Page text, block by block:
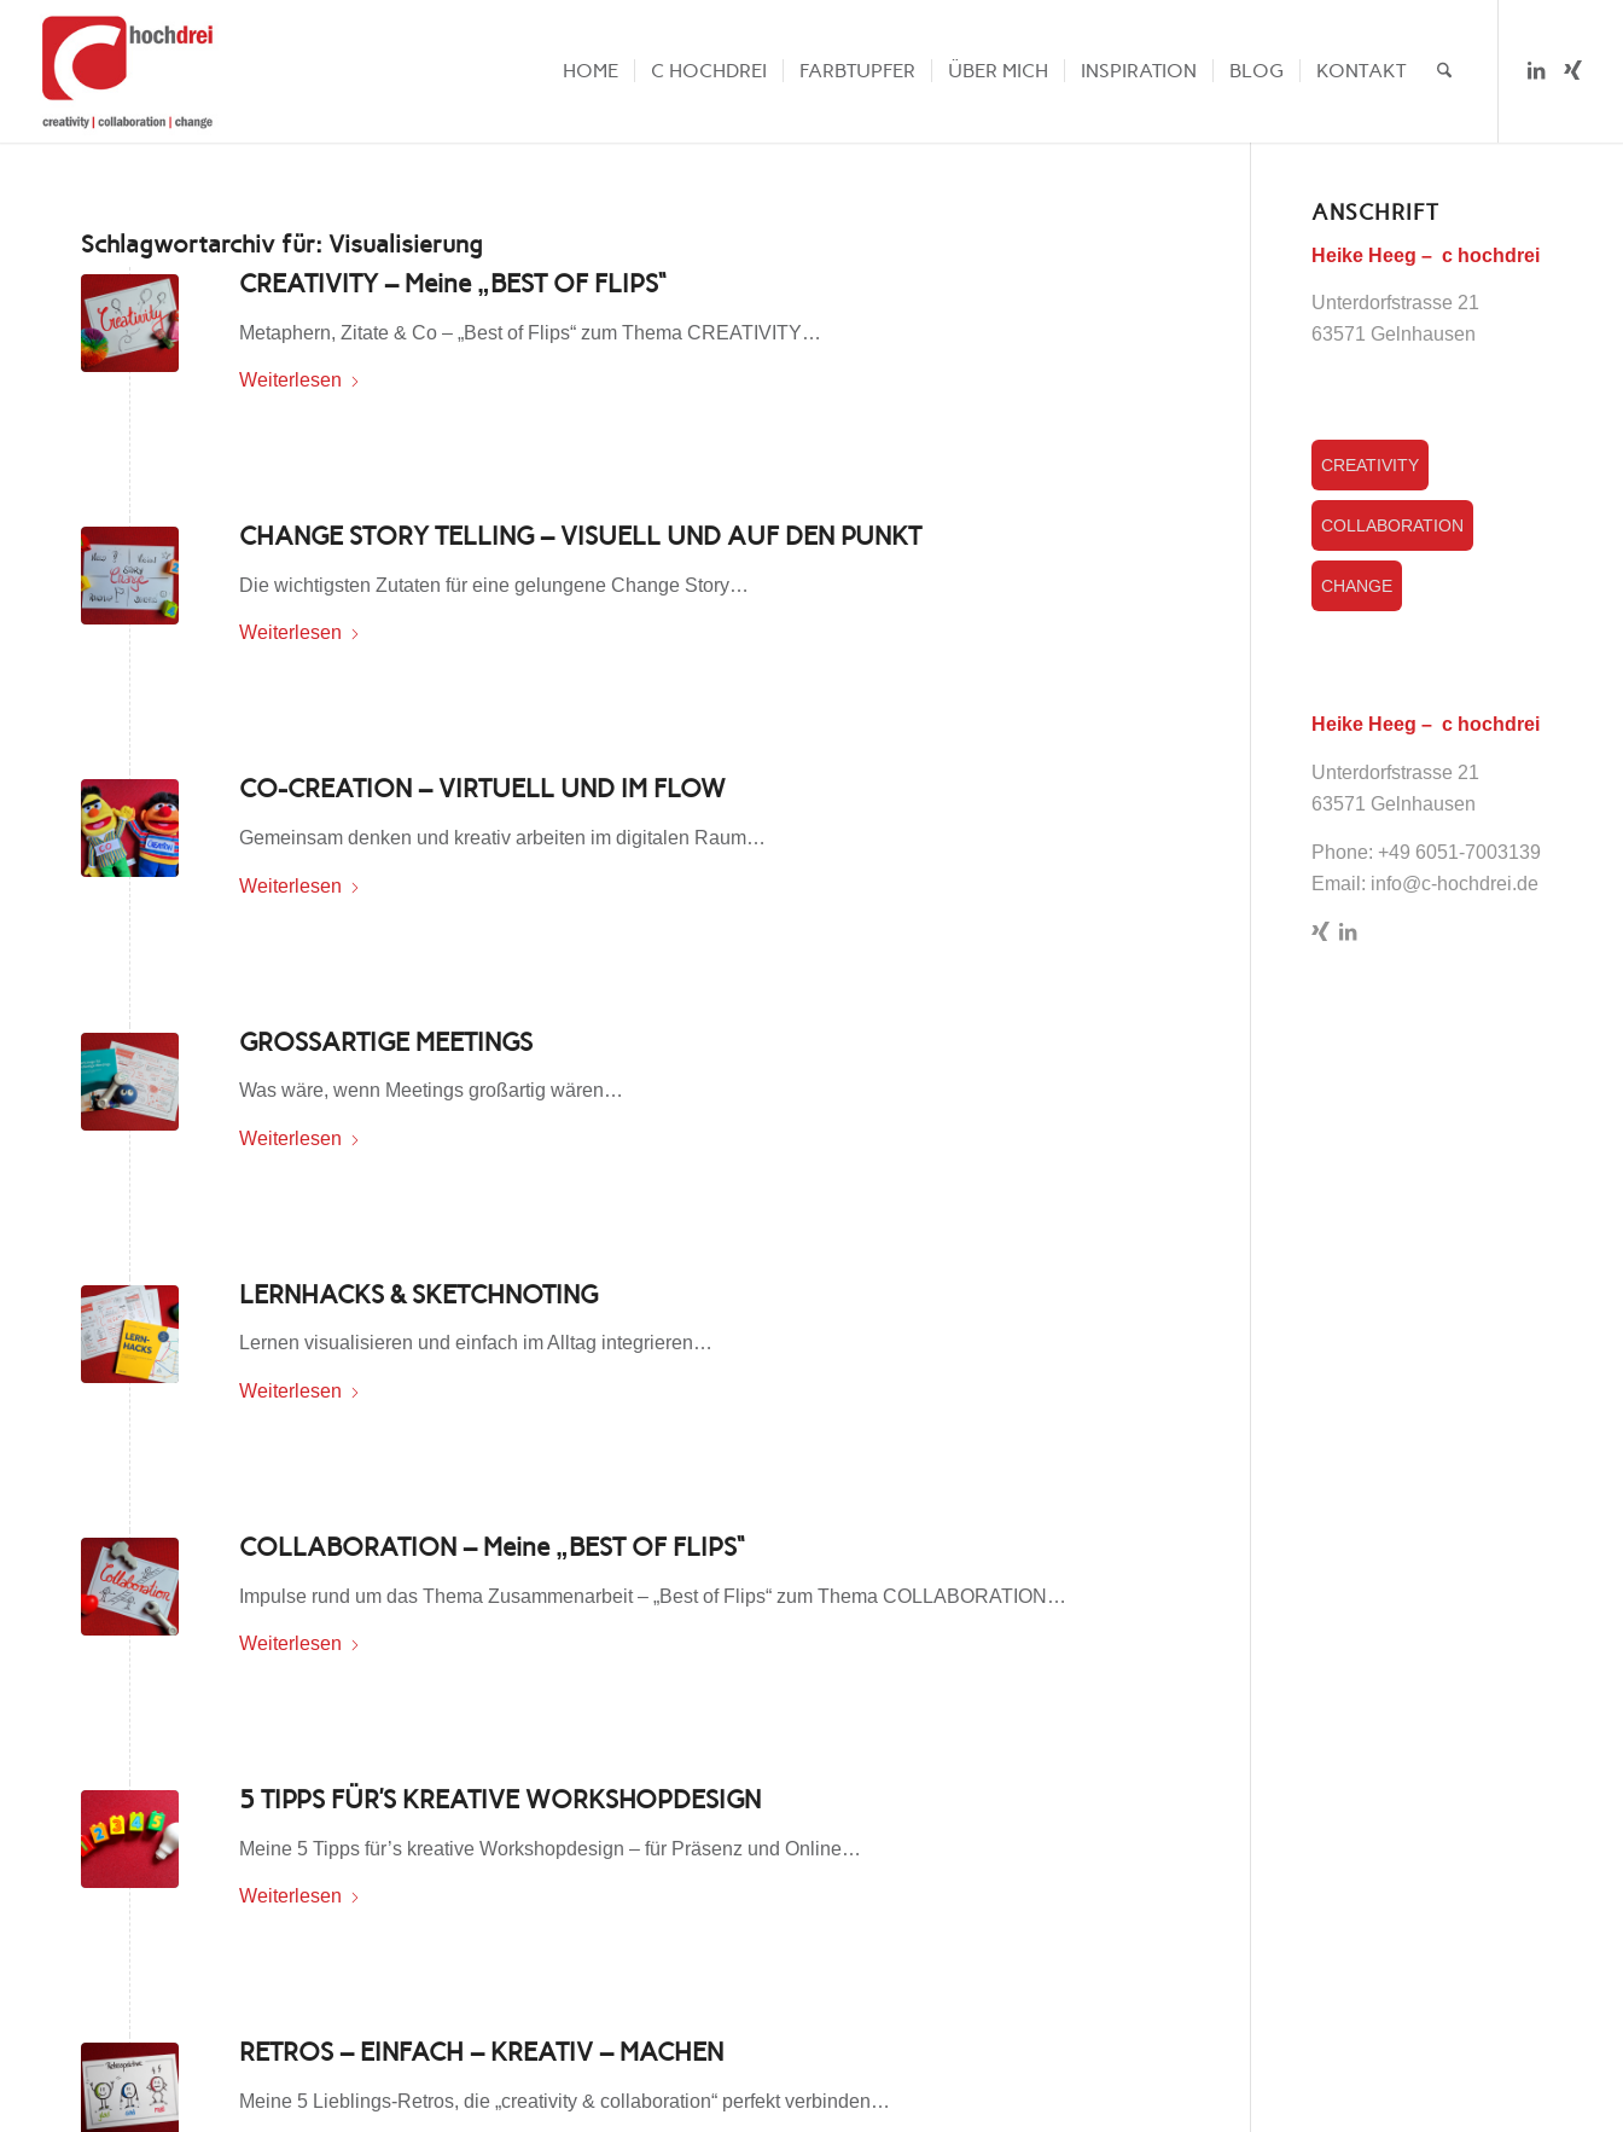
HOME C HOCHDREI FARBTUPFER ÜBER MICH INSPIRATION BLOG KONTAKT
Schlagwortarchiv für: Visualisierung
CREATIVITY – Meine „BEST OF FLIPS“
Metaphern, Zitate & Co – „Best of Flips“ zum Thema CREATIVITY…
Weiterlesen
CHANGE STORY TELLING – VISUELL UND AUF DEN PUNKT
Die wichtigsten Zutaten für eine gelungene Change Story…
Weiterlesen
CO-CREATION – VIRTUELL UND IM FLOW
Gemeinsam denken und kreativ arbeiten im digitalen Raum…
Weiterlesen
GROSSARTIGE MEETINGS
Was wäre, wenn Meetings großartig wären…
Weiterlesen
LERNHACKS & SKETCHNOTING
Lernen visualisieren und einfach im Alltag integrieren…
Weiterlesen
COLLABORATION – Meine „BEST OF FLIPS“
Impulse rund um das Thema Zusammenarbeit – „Best of Flips“ zum Thema COLLABORATION…
Weiterlesen
5 TIPPS FÜR’S KREATIVE WORKSHOPDESIGN
Meine 5 Tipps für’s kreative Workshopdesign – für Präsenz und Online…
Weiterlesen
RETROS – EINFACH – KREATIV – MACHEN
Meine 5 Lieblings-Retros, die „creativity & collaboration“ perfekt verbinden…
ANSCHRIFT
Heike Heeg – c hochdrei
Unterdorfstrasse 21
63571 Gelnhausen
CREATIVITY
COLLABORATION
CHANGE
Heike Heeg – c hochdrei
Unterdorfstrasse 21
63571 Gelnhausen
Phone: +49 6051-7003139
Email: info@c-hochdrei.de